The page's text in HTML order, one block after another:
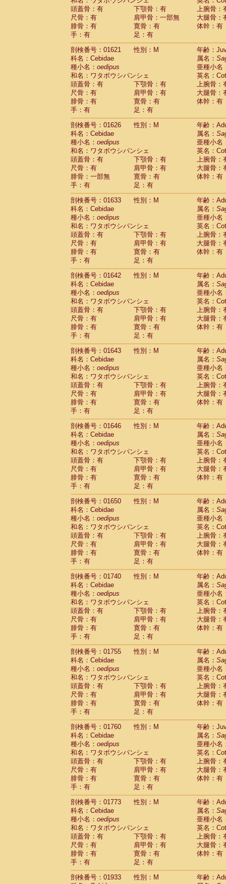
PitheciidaeCallicebus moloch(0)
Pitheciidae Callicebus torquatus(0)
Pitheciidae Callicebusspp.
Pitheciidae Chiropotes satanas
Pitheciidae Pithecia monachus
Pitheciidae Pithecia pithecia (0)
Cercopithecidae Cercocebus agilis (0)
Cercopithecidae
Cercocebus
Cercopithecidae
Cercocebus
CercopithecidaeCercocebus
CercopithecidaeCercocebus
CercopithecidaeCercocebus hybrid(0)
CercopithecidaeCercocebus
CercopithecidaeLophocebus
Cercopithecidae
(0)
Cercopithecidae Papio cynocephalus
Cercopithecidae Papio hamadryas(1)
CercopithecidaePapio papio
CercopithecidaePapio
CercopithecidaeMandrillus
CercopithecidaeMandrillus sphinx
CercopithecidaeTheropithecus
CercopithecidaeMacaca arctoides(1)
Cercopithecidae Macaca assamensis
Cercopithecidae
Macaca
CercopithecidaeMacaca cyclopis (6)
CercopithecidaeMacaca fascicularis
CercopithecidaeMacaca fuscaca
CercopithecidaeMacaca fuscata
CercopithecidaeMacaca fuscata
CercopithecidaeMacaca maura(1)
Cercopithecidae Macaca mulatta(47)
Cercopithecidae Macaca nemestrina(3)
Cercopithecidae Macaca nigra(1)
CercopithecidaeMacaca radiata(8)
CercopithecidaeMacaca silenus(1)
CercopithecidaeMacaca sinica (0)
CercopithecidaeMacaca sylvanus
CercopithecidaeMacaca thibetana (0)
Cercopithecidae Macaca tonkeana (0)
Cercopithecidae hybrid(1)
Cercopithecidae (0)
CercopithecidaeAllenopithecus
CercopithecidaeCercopithecus
CercopithecidaeCercopithecus
CercopithecidaeCercopithecus
CercopithecidaeCercopithecus diana
CercopithecidaeCercopithecus
Cercopithecidae
Cercopithecus
Cercopithecidae
Cercopithecus mitis
CercopithecidaeCercopithecus mitis
CercopithecidaeCercopithecus mitis
CercopithecidaeCercopithecus mona
CercopithecidaeCercopithecus
CercopithecidaeCercopithecus
CercopithecidaeCercopithecus
Cercopithecidae
Cercopithecusspp.(0)
Cercopithecidae
Chlorocebus
CercopithecidaeChlorocebus
CercopithecidaeErythrocebus patas
CercopithecidaeMiopithecus talapoin
CercopithecidaeCercopithecinae spp.
CercopithecidaeColobus angolensis
CercopithecidaeColobus guereza (0)
Cercopithecidae Colobus polykomos
Cercopithecidae Piliocolobus badius
Cercopithecidae Kasi senex vetulus(0)
CercopithecidaeKasi senex
CercopithecidaeNasalis larvatus(0)
CercopithecidaePresbytes
CercopithecidaePygathrix nemaeus
CercopithecidaeSemnopithecus
Cercopithecidae
Trachypithecus
Cercopithecidae
Trachypithecus
Cercopithecidae
Trachypithecus
CercopithecidaeTrachypithecus
CercopithecidaeColobinae spp.(0)
CercopithecidaePresbytesinaespp.(0)
CercopithecidaeCercopithecidae
HylobatidaeHoolock hoolock(0)
HylobatidaeHylobates agilis
Hylobatidae (0)
Hylobatidae Hylobates lar
HylobatidaeHylobates moloch(0)
Hylobatidae Hylobates muelleri(0)
HylobatidaeHylobates pileatus(2)
Hylobatidae Hylobates
HylobatidaeHylobateshybrid(0)
HylobatidaeNomascus concolor(0)
Hylobatidae
Symphalangus
Hominidae
(0)
HominidaePan troglodytes
Hominidae Gorilla gorilla beringei(0)
Hominidae Gorilla gorilla gorilla(0)
Primates misc.(0)
Scandentia Dendrogale melanura
Scandentia Ptilocercus lowii
頭蓋骨：有
下顎骨：有
上腕骨：
尺骨：有
肩甲骨：一部無
大腿骨：
腓骨：有
寛骨：有
体幹：有
手：有
足：有
剖検番号：01621
性別：M
年齢：
科名：Cebidae
属名：
種小名： oedipus
亜種小名
和名：ワタボウシパンシェ
英名：
頭蓋骨：有
下顎骨：有
上腕骨：
尺骨：有
肩甲骨：有
大腿骨：
腓骨：有
寛骨：有
体幹：有
手：有
足：有
剖検番号：01626
性別：M
年齢：
科名：Cebidae
属名：
種小名： oedipus
亜種小名
和名：ワタボウシパンシェ
英名：
頭蓋骨：有
下顎骨：有
上腕骨：
尺骨：有
肩甲骨：有
大腿骨：
腓骨：一部無
寛骨：有
体幹：有
手：有
足：有
剖検番号：01633
性別：M
年齢：
科名：Cebidae
属名：
種小名： oedipus
亜種小名
和名：ワタボウシパンシェ
英名：
頭蓋骨：有
下顎骨：有
上腕骨：
尺骨：有
肩甲骨：有
大腿骨：
腓骨：有
寛骨：有
体幹：有
手：有
足：有
剖検番号：01642
性別：M
年齢：
科名：Cebidae
属名：
種小名： oedipus
亜種小名
和名：ワタボウシパンシェ
英名：
頭蓋骨：有
下顎骨：有
上腕骨：
尺骨：有
肩甲骨：有
大腿骨：
腓骨：有
寛骨：有
体幹：有
手：有
足：有
剖検番号：01643
性別：M
年齢：
科名：Cebidae
属名：
種小名： oedipus
亜種小名
和名：ワタボウシパンシェ
英名：
頭蓋骨：有
下顎骨：有
上腕骨：
尺骨：有
肩甲骨：有
大腿骨：
腓骨：有
寛骨：有
体幹：有
手：有
足：有
剖検番号：01646
性別：M
年齢：
科名：Cebidae
属名：
種小名： oedipus
亜種小名
和名：ワタボウシパンシェ
英名：
頭蓋骨：有
下顎骨：有
上腕骨：
尺骨：有
肩甲骨：有
大腿骨：
腓骨：有
寛骨：有
体幹：有
手：有
足：有
剖検番号：01650
性別：M
年齢：
科名：Cebidae
属名：
種小名： oedipus
亜種小名
和名：ワタボウシパンシェ
英名：
頭蓋骨：有
下顎骨：有
上腕骨：
尺骨：有
肩甲骨：有
大腿骨：
腓骨：有
寛骨：有
体幹：有
手：有
足：有
剖検番号：01740
性別：M
年齢：
科名：Cebidae
属名：
種小名： oedipus
亜種小名
和名：ワタボウシパンシェ
英名：
頭蓋骨：有
下顎骨：有
上腕骨：
尺骨：有
肩甲骨：有
大腿骨：
腓骨：有
寛骨：有
体幹：有
手：有
足：有
剖検番号：01755
性別：M
年齢：
科名：Cebidae
属名：
種小名： oedipus
亜種小名
和名：ワタボウシパンシェ
英名：
頭蓋骨：有
下顎骨：有
上腕骨：
尺骨：有
肩甲骨：有
大腿骨：
腓骨：有
寛骨：有
体幹：有
手：有
足：有
剖検番号：01760
性別：M
年齢：
科名：Cebidae
属名：
種小名： oedipus
亜種小名
和名：ワタボウシパンシェ
英名：
頭蓋骨：有
下顎骨：有
上腕骨：
尺骨：有
肩甲骨：有
大腿骨：
腓骨：有
寛骨：有
体幹：有
手：有
足：有
剖検番号：01773
性別：M
年齢：
科名：Cebidae
属名：
種小名： oedipus
亜種小名
和名：ワタボウシパンシェ
英名：
頭蓋骨：有
下顎骨：有
上腕骨：
尺骨：有
肩甲骨：有
大腿骨：
腓骨：有
寛骨：有
体幹：有
手：有
足：有
剖検番号：01933
性別：M
年齢：